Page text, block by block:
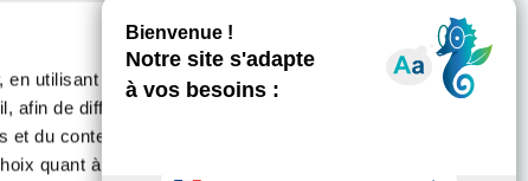
en utilisant des
afin de diffuser des
du contenu, ainsi que de
quant à l'utilisation de